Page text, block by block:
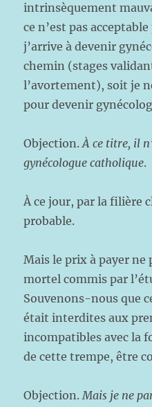
intrinsèquement
ce n’est pas
j’arrive à devenir
chemin (stages
l’avortement), soit je
pour devenir
Objection.À ce titre, il
gynécologue catholique.
À ce jour, par la filière
probable.
Mais le prix à payer ne
mortel commis par
Souvenons-nous que
était interdites aux
incompatibles avec la
de cette trempe, être
Objection.Mais je ne